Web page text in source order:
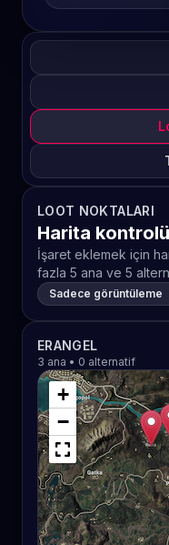
LOOT NOKTALARI
Harita kontrolü
İşaret eklemek için
fazla 5 ana ve 5
Sadece görüntüleme
ERANGEL
3 ana • 0 alternatif
+
−